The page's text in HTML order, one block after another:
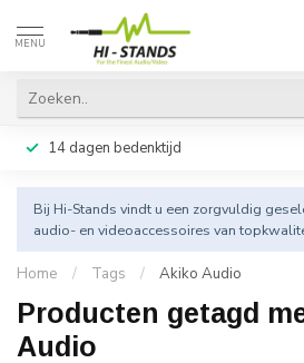
MENU
14 dagen bedenktijd
Bij Hi-Stands vindt u een zorgvuldig
audio- en videoaccessoires van
Home / Tags / Akiko Audio
Producten getagd
Audio